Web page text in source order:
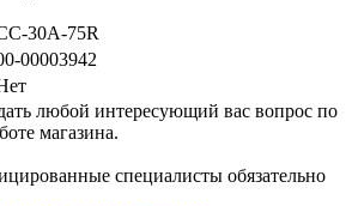
30A-75R
00003942
любой интересующий вас вопрос по
магазина.
специалисты обязательно